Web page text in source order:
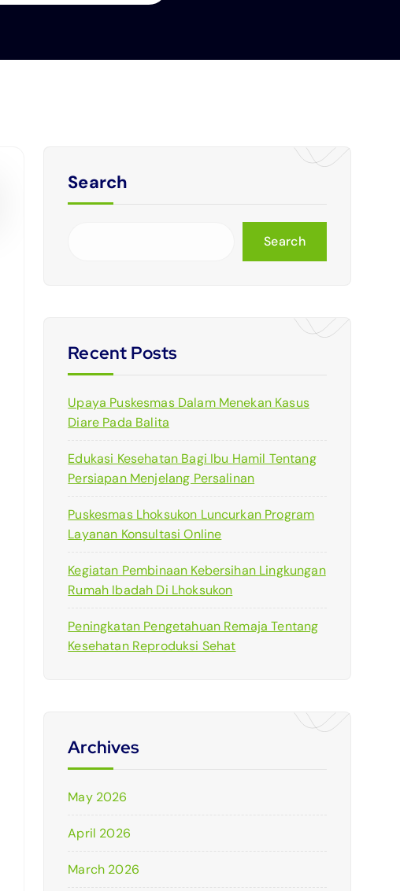
Search
Search
Recent Posts
Upaya Puskesmas Dalam Menekan Kasus
Diare Pada Balita
Edukasi Kesehatan Bagi Ibu Hamil Tentang
Persiapan Menjelang Persalinan
Puskesmas Lhoksukon Luncurkan Program
Layanan Konsultasi Online
Kegiatan Pembinaan Kebersihan Lingkungan
Rumah Ibadah Di Lhoksukon
Peningkatan Pengetahuan Remaja Tentang
Kesehatan Reproduksi Sehat
Archives
May 2026
April 2026
March 2026